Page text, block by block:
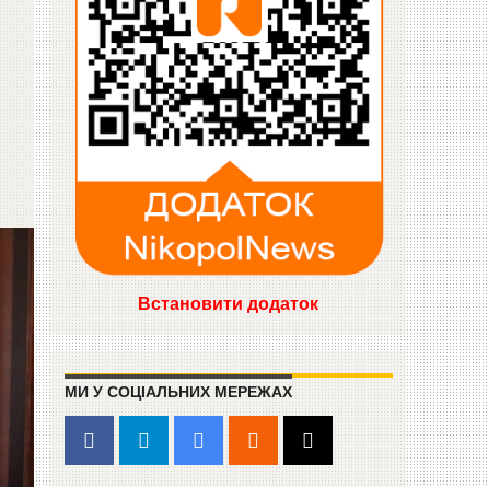
Встановити додаток
МИ У СОЦІАЛЬНИХ МЕРЕЖАХ